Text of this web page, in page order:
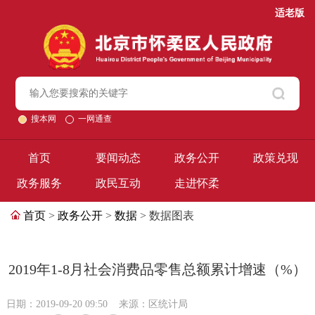
适老版
搜本网 一网通查
首页 要闻动态 政务公开 政策兑现
政务服务 政民互动 走进怀柔
首页 > 政务公开 > 数据 > 数据图表
2019年1-8月社会消费品零售总额累计增速（%）
日期：2019-09-20 09:50 来源：区统计局